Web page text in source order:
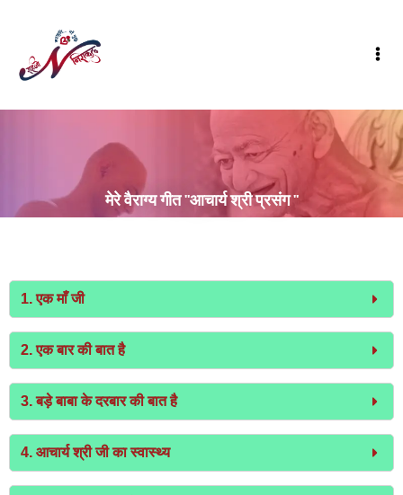
मेरे वैराग्य गीत "आचार्य श्री प्रसंग "
1. एक माँ जी
2. एक बार की बात है
3. बड़े बाबा के दरबार की बात है
4. आचार्य श्री जी का स्वास्थ्य